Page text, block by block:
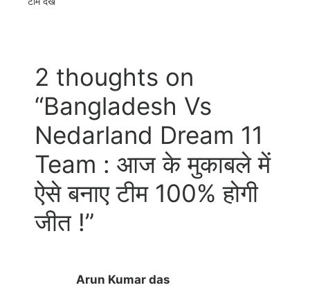
2 thoughts on
“Bangladesh Vs
Nedarland Dream 11
Team : आज के मुकाबले में
ऐसे बनाए टीम 100% होगी
जीत !”
Arun Kumar das